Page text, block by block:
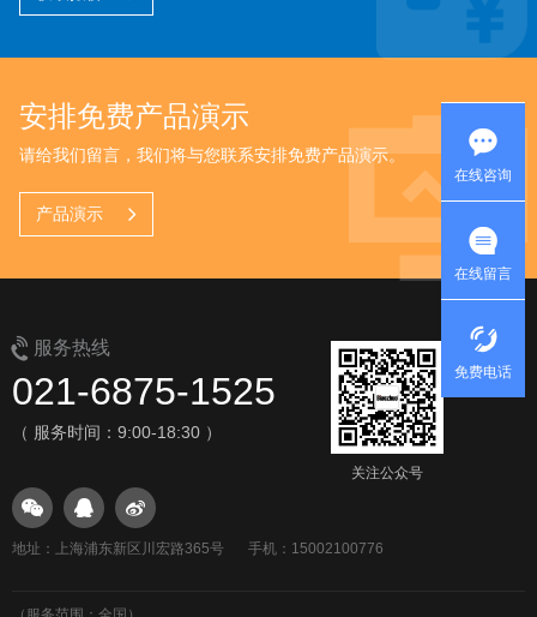
获取报价
服务热线
021-6875-1525
（ 服务时间：9:00-18:30 ）
关注公众号
地址：上海浦东新区川宏路365号 手机：15002100776
在线咨询
在线留言
免费电话